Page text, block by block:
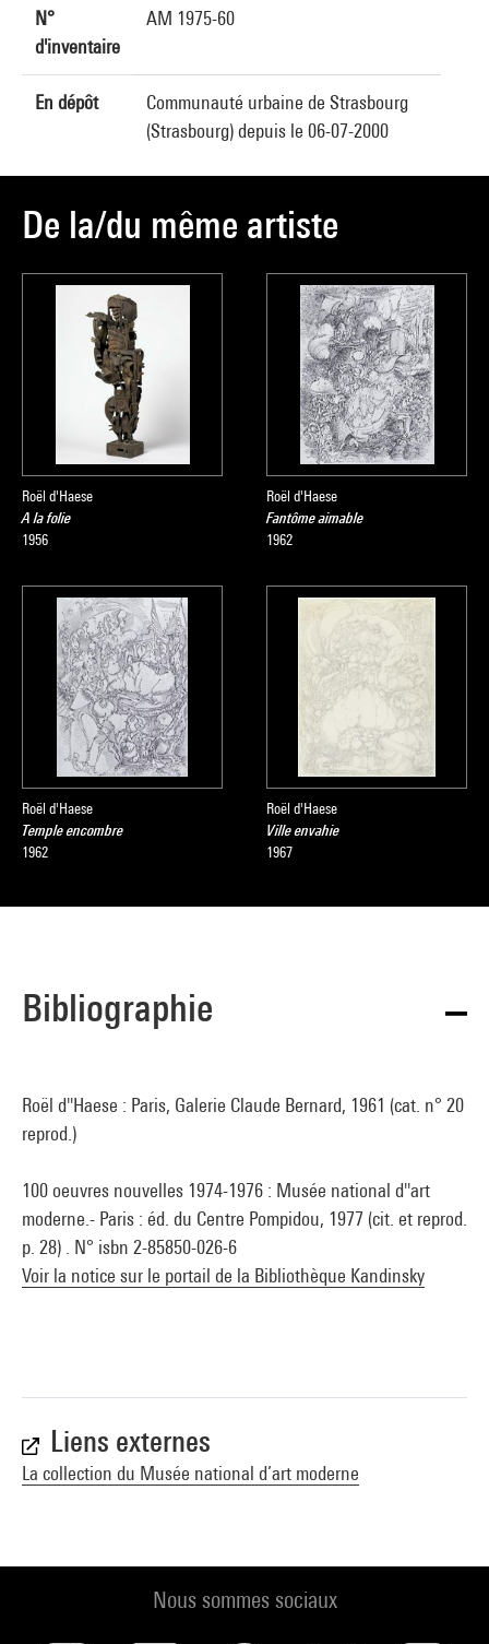
N°
d'inventaire
AM 1975-60
En dépôt
Communauté urbaine de Strasbourg
(Strasbourg) depuis le 06-07-2000
De la/du même artiste
Roël d'Haese
A la folie
1956
Roël d'Haese
Fantôme aimable
1962
Roël d'Haese
Temple encombre
1962
Roël d'Haese
Ville envahie
1967
Bibliographie
Roël d''Haese : Paris, Galerie Claude Bernard, 1961 (cat. n° 20
reprod.)
100 oeuvres nouvelles 1974-1976 : Musée national d''art
moderne.- Paris : éd. du Centre Pompidou, 1977 (cit. et reprod.
p. 28) . N° isbn 2-85850-026-6
Voir la notice sur le portail de la Bibliothèque Kandinsky
Liens externes
La collection du Musée national d’art moderne
Nous sommes sociaux